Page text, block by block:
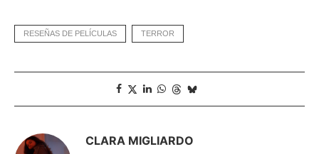
RESEÑAS DE PELÍCULAS TERROR
CLARA MIGLIARDO